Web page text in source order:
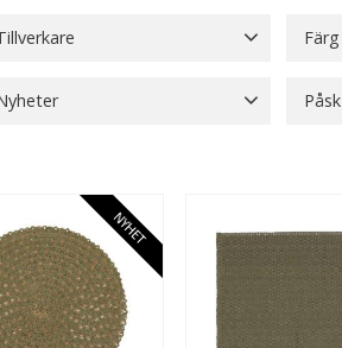
Boel & Jan
Färg
Grå
Påsk
NYHET